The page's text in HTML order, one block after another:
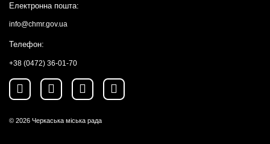
Електронна пошта:
info@chmr.gov.ua
Телефон:
+38 (0472) 36-01-70
© 2026 Черкаська міська рада